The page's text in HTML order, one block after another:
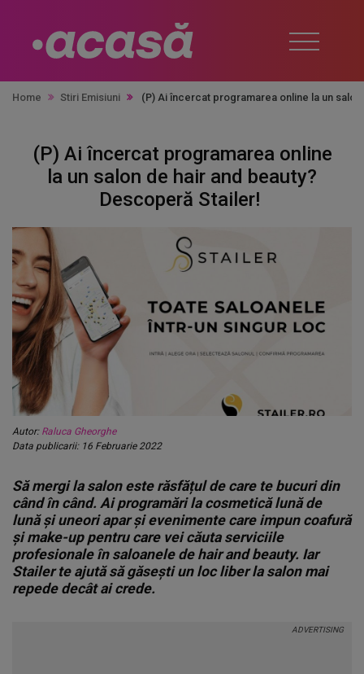
Home Stiri Emisiuni (P) Ai încercat programarea online la un
(P) Ai încercat programarea online
la un salon de hair and beauty?
Descoperă Stailer!
Autor: Raluca Gheorghe
Data publicarii: 16 Februarie 2022
Să mergi la salon este răsfățul de care te bucuri din
când în când. Ai programări la cosmetică lună de
lună și uneori apar și evenimente care impun coafură
și make-up pentru care vei căuta serviciile
profesionale în saloanele de hair and beauty. Iar
Stailer te ajută să găsești un loc liber la salon mai
repede decât ai crede.